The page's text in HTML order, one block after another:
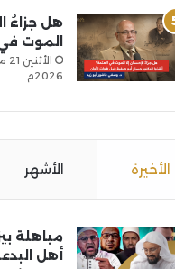
هل جزاءُ
الموت
2026م
الأخيرة الأشهر
مباهلة
أهل